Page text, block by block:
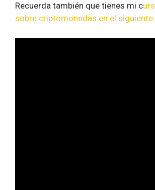
Recuerda también que tienes mi c
sobre criptomonedas en el siguiente